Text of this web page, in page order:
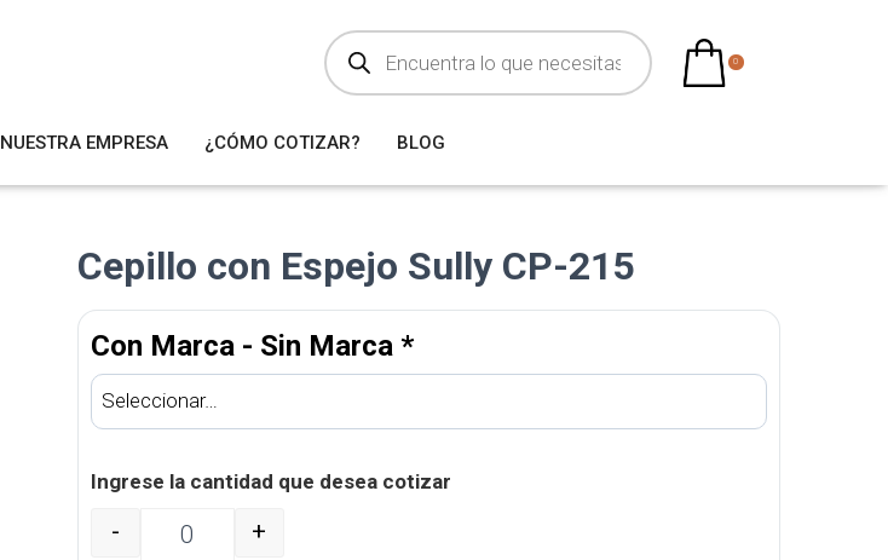
ú
q
a
d
o
0
NUESTRA EMPRESA ¿CÓMO COTIZAR? BLOG
Cepillo con Espejo Sully CP-215
Con Marca - Sin Marca *
Ingrese la cantidad que desea cotizar
Cepillo con Espejo Sully CP-215 cantidad
- +